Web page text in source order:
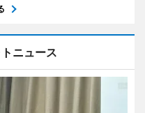
ニュース